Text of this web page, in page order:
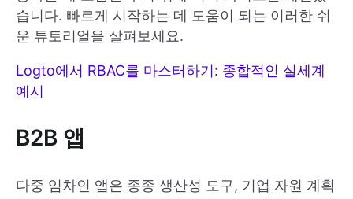
습니다. 빠르게 시작하는 데 도움이 되는 이러한 쉬
운 튜토리얼을 살펴보세요.
Logto에서 RBAC를 마스터하기: 종합적인 실세계
예시
B2B 앱
다중 임차인 앱은 종종 생산성 도구, 기업 자원 계획